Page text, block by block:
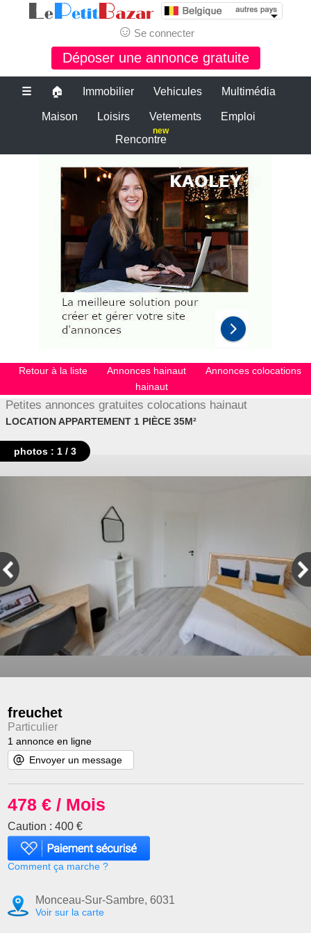
☺ Se connecter
Déposer une annonce gratuite
☰ 🏠 Immobilier Vehicules Multimédia
Maison Loisirs Vetements
Emploi
Rencontre
new
Le bon coin belgique
PETITE ANNONCE GRATUITE BELGIQUE
PETITES ANNONCES BELGIQUE
Le plus grand site de petites annonces pour des affaires d'occasion ou
neuves. Publiez maintenant une petite annonce gratuite en Belgique.
LE BON COIN BELGIQUE
Des annonces et de bonnes affaires d'occasion. Insérez gratuitement
une annonce gratuite pour la belgique. Achetez ou vendez votre
voiture d'occasion, moto, équipements enfants ou maison sur le petit
bazar belgique.
Le bon coin belgique
Retour à la liste Annonces hainaut
Annonces colocations
hainaut
Petites annonces gratuites colocations hainaut
LOCATION APPARTEMENT 1 PIÈCE 35M²
photos : 1 / 3
freuchet
Particulier
1 annonce en ligne
Envoyer un message
478 € / Mois
Caution : 400 €
Comment ça marche ?
Monceau-Sur-Sambre, 6031
Voir sur la carte